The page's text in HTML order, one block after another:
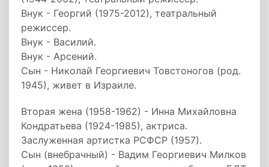
Внук - Георгий (1975-2012), театральный
режиссер.
Внук - Василий.
Внук - Арсений.
Сын - Николай Георгиевич Товстоногов (род.
1945), живет в Израиле.
Вторая жена (1958-1962) - Инна Михайловна
Кондратьева (1924-1985), актриса.
Заслуженная артистка РСФСР (1957).
Сын (внебрачный) - Вадим Георгиевич Милков